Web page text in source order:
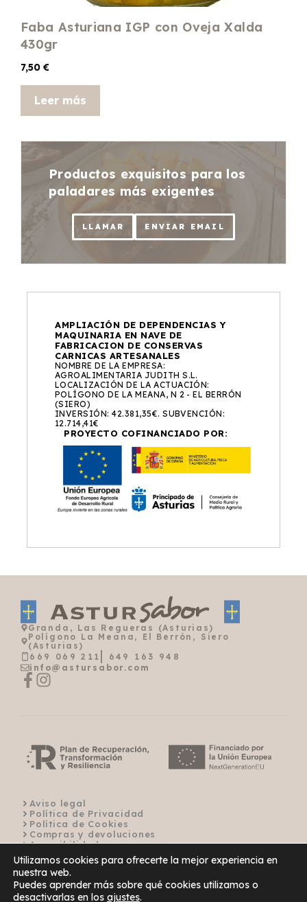
Faba Asturiana IGP con Oveja Xalda
430gr
7,50 €
Leer más
Productos exquisitos para los
paladares más exigentes
LLAMAR ENVIAR EMAIL
AMPLIACIÓN DE DEPENDENCIAS Y
MAQUINARIA EN NAVE DE
FABRICACION DE CONSERVAS
CARNICAS ARTESANALES
NOMBRE DE LA EMPRESA:
AGROALIMENTARIA JUDITH S.L.
LOCALIZACIÓN DE LA ACTUACIÓN:
POLÍGONO DE LA MEANA, N 2 - EL BERRÓN
(SIERO)
INVERSIÓN: 42.381,35€. SUBVENCIÓN:
12.714,41€
PROYECTO COFINANCIADO POR:
Granda, Las Regueras (Asturias)
Polígono La Meana, El Berrón, Siero
(Asturias)
669 069 211
649 163 948
info@astursabor.com
Aviso legal
Política de Privacidad
Política de Cookies
Compras y devoluciones
Accesibilidad
Mapa del Sitio
Utilizamos cookies para ofrecerte la mejor experiencia en
nuestra web.
Puedes aprender más sobre qué cookies utilizamos o
desactivarlas en los ajustes.